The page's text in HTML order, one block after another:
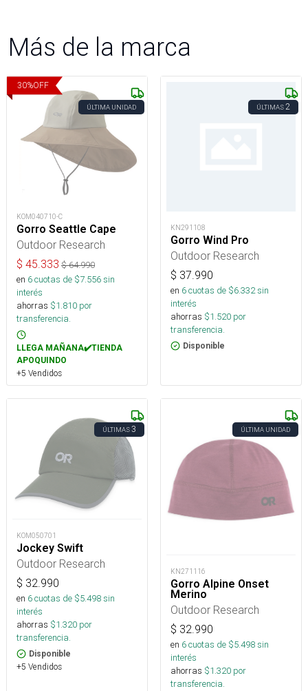
Más de la marca
30%OFF
ÚLTIMA UNIDAD
KOM040710-C
Gorro Seattle Cape
Outdoor Research
$ 45.333 $64.990
en 6cuotas de $7.556sin
interés
ahorras $1.810 por
transferencia.
LLEGA MAÑANA✔️TIENDA
APOQUINDO
+5 Vendidos
ÚLTIMAS2
KN291108
Gorro Wind Pro
Outdoor Research
$ 37.990
en 6cuotas de $6.332sin
interés
ahorras $1.520 por
transferencia.
Disponible
ÚLTIMAS3
KOM050701
Jockey Swift
Outdoor Research
$ 32.990
en 6cuotas de $5.498sin
interés
ahorras $1.320 por
transferencia.
Disponible
+5 Vendidos
ÚLTIMA UNIDAD
KN271116
Gorro Alpine Onset
Merino
Outdoor Research
$ 32.990
en 6cuotas de $5.498sin
interés
ahorras $1.320 por
transferencia.